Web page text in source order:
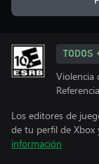
TODOS
Violencia
Los editores de
de tu perfil de Xbox
información